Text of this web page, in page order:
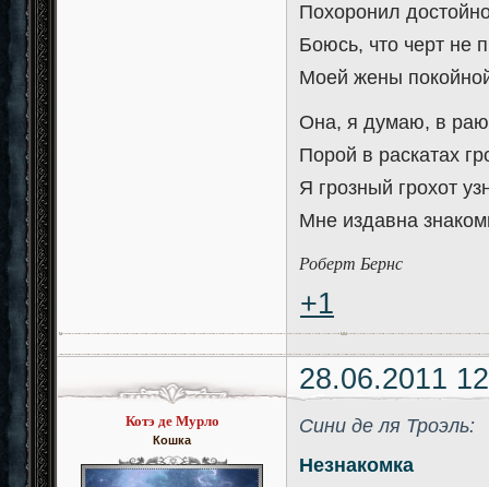
Похоронил
Боюсь, что черт не
Моей жены
Она, я думаю, в
Порой в раскатах
Я грозный грохот
Мне издавна
Роберт Бернс
+1
28.06.2011
Котэ де Мурло
Кошка
Cини де ля Троэль:
Незнакомка